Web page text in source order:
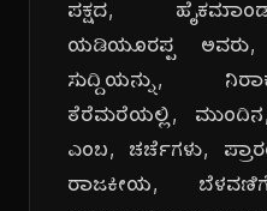
ಪಕ್ಷದ,
ಯಡಿಯೂರಪ್ಪ
ಸುದ್ದಿಯನ್ನು,
ತೆರೆಮರೆಯಲ್ಲಿ,
ಎಂಬ, ಚರ್ಚೆಗಳು,
ರಾಜಕೀಯ,